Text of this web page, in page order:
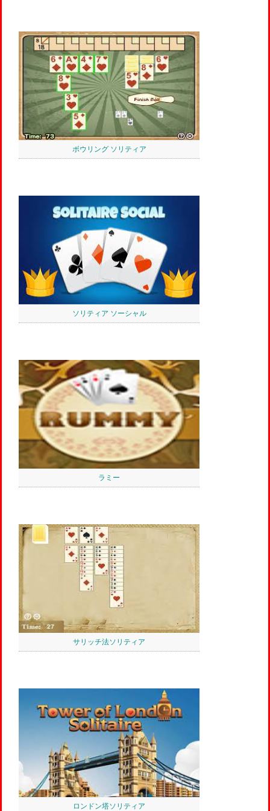
ボウリング ソリティア
ソリティア ソーシャル
ラミー
サリッチ法ソリティア
ロンドン塔ソリティア